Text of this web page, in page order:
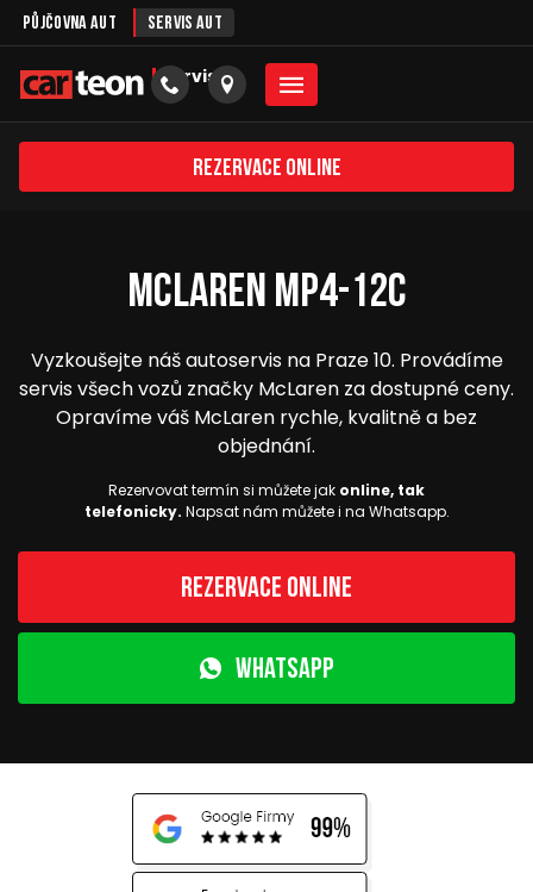
Půjčovna aut Servis aut
servis
Rezervace online
McLaren MP4-12C
Vyzkoušejte náš autoservis na Praze 10. Provádíme
servis všech vozů značky McLaren za dostupné ceny.
Opravíme váš McLaren rychle, kvalitně a bez
objednání.
Rezervovat termín si můžete jak online, tak
telefonicky. Napsat nám můžete i na Whatsapp.
Rezervace online
WhatsApp